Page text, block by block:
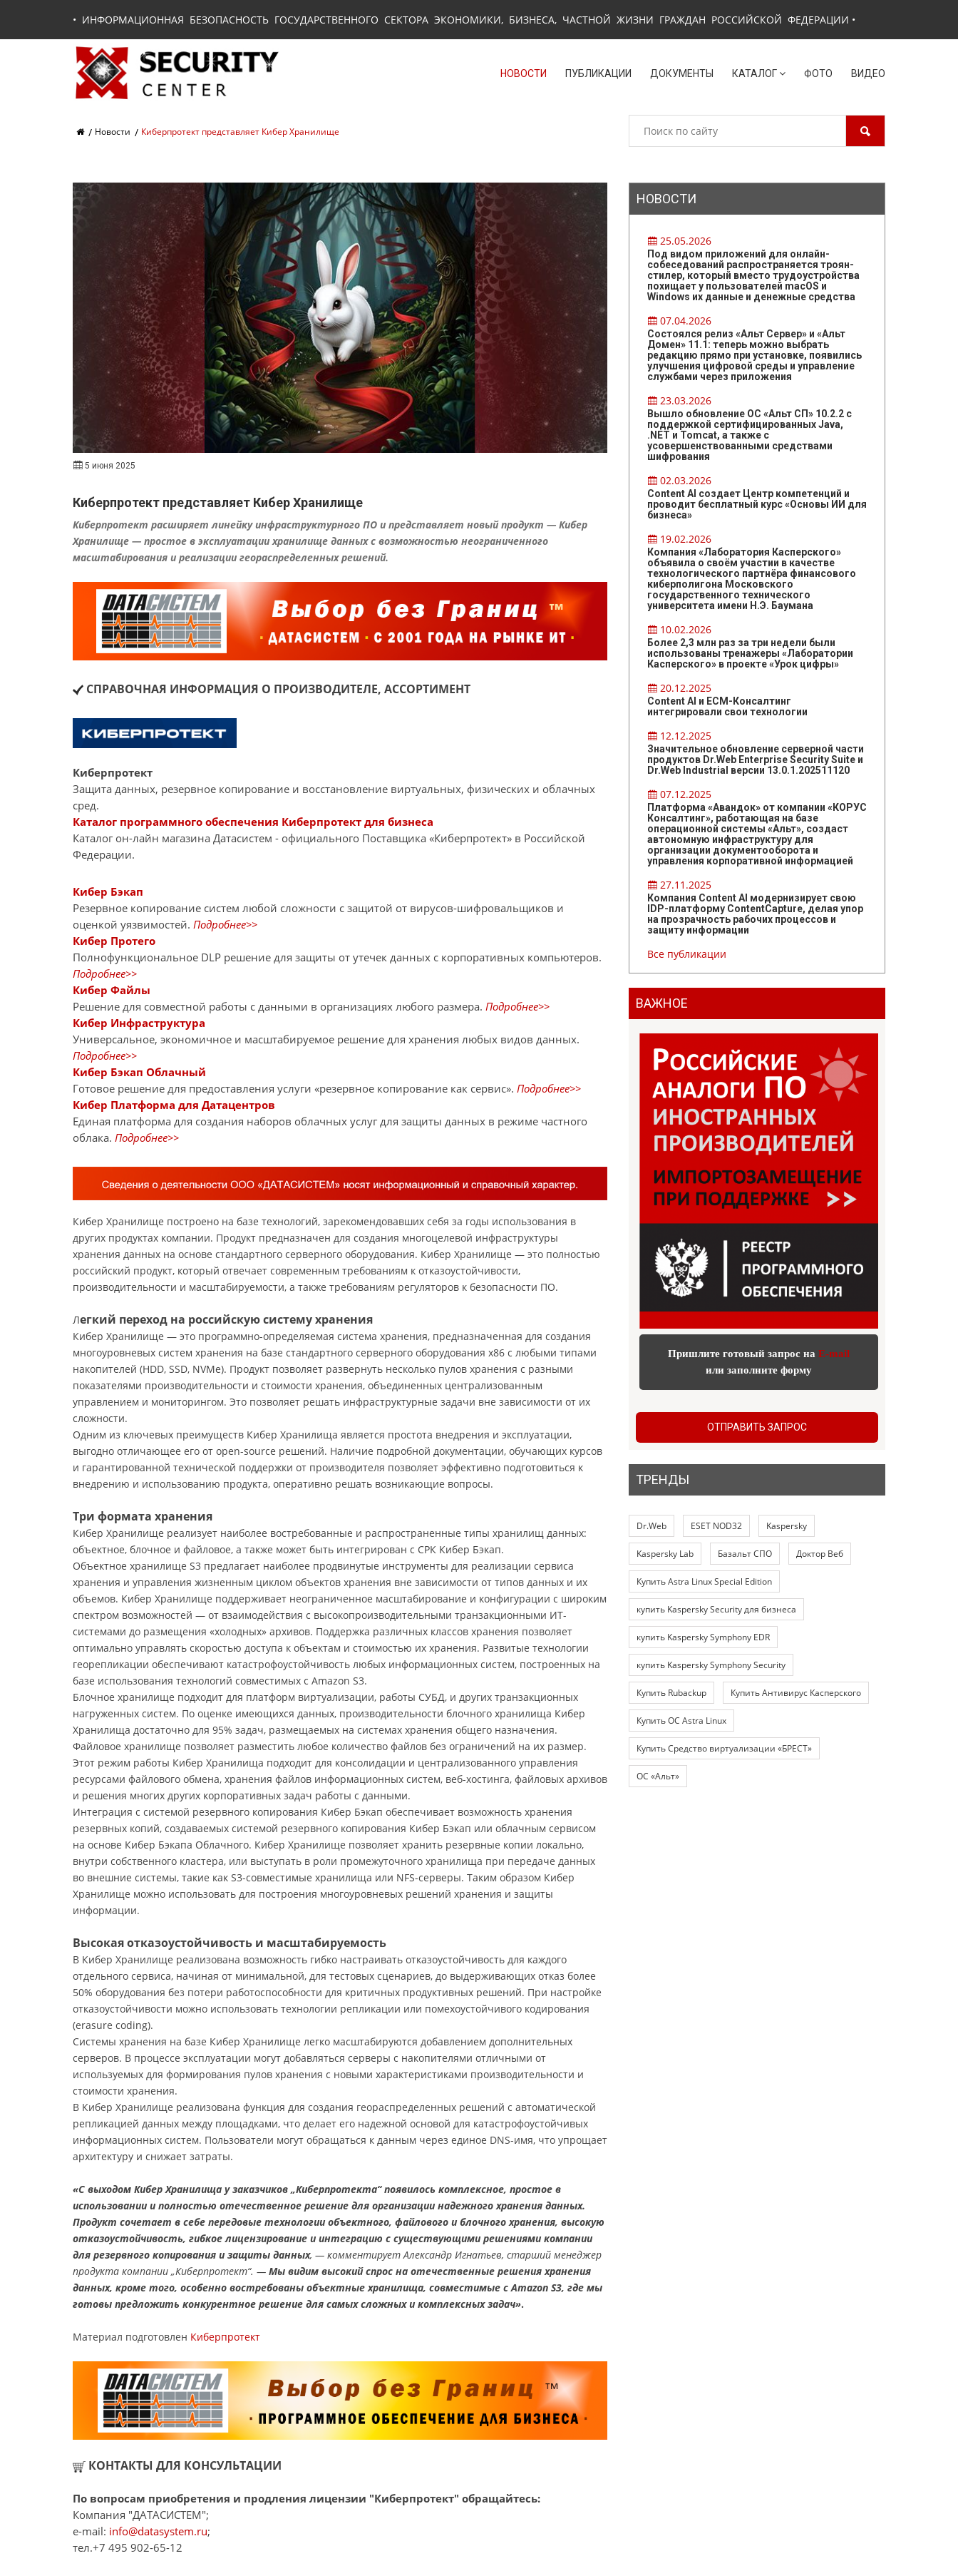
• ИНФОРМАЦИОННАЯ БЕЗОПАСНОСТЬ ГОСУДАРСТВЕННОГО СЕКТОРА ЭКОНОМИКИ, БИЗНЕСА, ЧАСТНОЙ ЖИЗНИ ГРАЖДАН РОССИЙСКОЙ ФЕДЕРАЦИИ •
НОВОСТИ ПУБЛИКАЦИИ ДОКУМЕНТЫ КАТАЛОГ ФОТО ВИДЕО
Новости Киберпротект представляет Кибер Хранилище
5 июня 2025
Киберпротект представляет Кибер Хранилище
Киберпротект расширяет линейку инфраструктурного ПО и представляет новый продукт — Кибер
Хранилище — простое в эксплуатации хранилище данных c возможностью неограниченного
масштабирования и реализации геораспределенных решений.
СПРАВОЧНАЯ ИНФОРМАЦИЯ О ПРОИЗВОДИТЕЛЕ, АССОРТИМЕНТ
Киберпротект
Защита данных, резервное копирование и восстановление виртуальных, физических и облачных
сред.
Каталог программного обеспечения Киберпротект для бизнеса
Каталог он-лайн магазина Датасиcтем - официального Поставщика «Киберпротект» в Российской
Федерации.
Кибер Бэкап
Резервное копирование систем любой сложности с защитой от вирусов-шифровальщиков и
оценкой уязвимостей. Подробнее>>
Кибер Протего
Полнофункциональное DLP решение для защиты от утечек данных с корпоративных компьютеров.
Подробнее>>
Кибер Файлы
Решение для совместной работы с данными в организациях любого размера. Подробнее>>
Кибер Инфраструктура
Универсальное, экономичное и масштабируемое решение для хранения любых видов данных.
Подробнее>>
Кибер Бэкап Облачный
Готовое решение для предоставления услуги «резервное копирование как сервис». Подробнее>>
Кибер Платформа для Датацентров
Единая платформа для создания наборов облачных услуг для защиты данных в режиме частного
облака. Подробнее>>
Кибер Хранилище построено на базе технологий, зарекомендовавших себя за годы использования в
других продуктах компании. Продукт предназначен для создания многоцелевой инфраструктуры
хранения данных на основе стандартного серверного оборудования. Кибер Хранилище — это полностью
российский продукт, который отвечает современным требованиям к отказоустойчивости,
производительности и масштабируемости, а также требованиям регуляторов к безопасности ПО.
Легкий переход на российскую систему хранения
Кибер Хранилище — это программно-определяемая система хранения, предназначенная для создания
многоуровневых систем хранения на базе стандартного серверного оборудования x86 с любыми типами
накопителей (HDD, SSD, NVMe). Продукт позволяет развернуть несколько пулов хранения с разными
показателями производительности и стоимости хранения, объединенных централизованным
управлением и мониторингом. Это позволяет решать инфраструктурные задачи вне зависимости от их
сложности.
Одним из ключевых преимуществ Кибер Хранилища является простота внедрения и эксплуатации,
выгодно отличающее его от open-source решений. Наличие подробной документации, обучающих курсов
и гарантированной технической поддержки от производителя позволяет эффективно подготовиться к
внедрению и использованию продукта, оперативно решать возникающие вопросы.
Три формата хранения
Кибер Хранилище реализует наиболее востребованные и распространенные типы хранилищ данных:
объектное, блочное и файловое, а также может быть интегрирован с СРК Кибер Бэкап.
Объектное хранилище S3 предлагает наиболее продвинутые инструменты для реализации сервиса
хранения и управления жизненным циклом объектов хранения вне зависимости от типов данных и их
объемов. Кибер Хранилище поддерживает неограниченное масштабирование и конфигурации с широким
спектром возможностей — от взаимодействия с высокопроизводительными транзакционными ИТ-
системами до размещения «холодных» архивов. Поддержка различных классов хранения позволяет
оптимально управлять скоростью доступа к объектам и стоимостью их хранения. Развитые технологии
георепликации обеспечивают катастрофоустойчивость любых информационных систем, построенных на
базе использования технологий совместимых с Amazon S3.
Блочное хранилище подходит для платформ виртуализации, работы СУБД, и других транзакционных
нагруженных систем. По оценке имеющихся данных, производительности блочного хранилища Кибер
Хранилища достаточно для 95% задач, размещаемых на системах хранения общего назначения.
Файловое хранилище позволяет разместить любое количество файлов без ограничений на их размер.
Этот режим работы Кибер Хранилища подходит для консолидации и централизованного управления
ресурсами файлового обмена, хранения файлов информационных систем, веб-хостинга, файловых архивов
и решения многих других корпоративных задач работы с данными.
Интеграция с системой резервного копирования Кибер Бэкап обеспечивает возможность хранения
резервных копий, создаваемых системой резервного копирования Кибер Бэкап или облачным сервисом
на основе Кибер Бэкапа Облачного. Кибер Хранилище позволяет хранить резервные копии локально,
внутри собственного кластера, или выступать в роли промежуточного хранилища при передаче данных
во внешние системы, такие как S3-совместимые хранилища или NFS-серверы. Таким образом Кибер
Хранилище можно использовать для построения многоуровневых решений хранения и защиты
информации.
Высокая отказоустойчивость и масштабируемость
В Кибер Хранилище реализована возможность гибко настраивать отказоустойчивость для каждого
отдельного сервиса, начиная от минимальной, для тестовых сценариев, до выдерживающих отказ более
50% оборудования без потери работоспособности для критичных продуктивных решений. При настройке
отказоустойчивости можно использовать технологии репликации или помехоустойчивого кодирования
(erasure coding).
Системы хранения на базе Кибер Хранилище легко масштабируются добавлением дополнительных
серверов. В процессе эксплуатации могут добавляться серверы с накопителями отличными от
используемых для формирования пулов хранения с новыми характеристиками производительности и
стоимости хранения.
В Кибер Хранилище реализована функция для создания геораспределенных решений с автоматической
репликацией данных между площадками, что делает его надежной основой для катастрофоустойчивых
информационных систем. Пользователи могут обращаться к данным через единое DNS-имя, что упрощает
архитектуру и снижает затраты.
«С выходом Кибер Хранилища у заказчиков „Киберпротекта“ появилось комплексное, простое в
использовании и полностью отечественное решение для организации надежного хранения данных.
Продукт сочетает в себе передовые технологии объектного, файлового и блочного хранения, высокую
отказоустойчивость, гибкое лицензирование и интеграцию с существующими решениями компании
для резервного копирования и защиты данных, — комментирует Александр Игнатьев, старший менеджер
продукта компании „Киберпротект“. — Мы видим высокий спрос на отечественные решения хранения
данных, кроме того, особенно востребованы объектные хранилища, совместимые с Amazon S3, где мы
готовы предложить конкурентное решение для самых сложных и комплексных задач».
Материал подготовлен Киберпротект
КОНТАКТЫ ДЛЯ КОНСУЛЬТАЦИИ
По вопросам приобретения и продления лицензии "Киберпротект" обращайтесь:
Компания "ДАТАСИСТЕМ";
e-mail: info@datasystem.ru;
тел.+7 495 902-65-12
НОВОСТИ
25.05.2026
Под видом приложений для онлайн-
собеседований распространяется троян-
стилер, который вместо трудоустройства
похищает у пользователей macOS и
Windows их данные и денежные средства
07.04.2026
Состоялся релиз «Альт Сервер» и «Альт
Домен» 11.1: теперь можно выбрать
редакцию прямо при установке, появились
улучшения цифровой среды и управление
службами через приложения
23.03.2026
Вышло обновление ОС «Альт СП» 10.2.2 с
поддержкой сертифицированных Java,
.NET и Tomcat, а также с
усовершенствованными средствами
шифрования
02.03.2026
Content AI создает Центр компетенций и
проводит бесплатный курс «Основы ИИ для
бизнеса»
19.02.2026
Компания «Лаборатория Касперского»
объявила о своём участии в качестве
технологического партнёра финансового
киберполигона Московского
государственного технического
университета имени Н.Э. Баумана
10.02.2026
Более 2,3 млн раз за три недели были
использованы тренажеры «Лаборатории
Касперского» в проекте «Урок цифры»
20.12.2025
Content AI и ЕСМ-Консалтинг
интегрировали свои технологии
12.12.2025
Значительное обновление серверной части
продуктов Dr.Web Enterprise Security Suite и
Dr.Web Industrial версии 13.0.1.202511120
07.12.2025
Платформа «Авандок» от компании «КОРУС
Консалтинг», работающая на базе
операционной системы «Альт», создаст
автономную инфраструктуру для
организации документооборота и
управления корпоративной информацией
27.11.2025
Компания Content AI модернизирует свою
IDP-платформу ContentCapture, делая упор
на прозрачность рабочих процессов и
защиту информации
Все публикации
ВАЖНОЕ
Пришлите готовый запрос на E-mail
или заполните форму
ОТПРАВИТЬ ЗАПРОС
ТРЕНДЫ
Dr.Web ESET NOD32 Kaspersky
Kaspersky Lab Базальт СПО Доктор Веб
Купить Astra Linux Special Edition
купить Kaspersky Security для бизнеса
купить Kaspersky Symphony EDR
купить Kaspersky Symphony Security
Купить Rubackup Купить Антивирус Касперского
Купить ОС Astra Linux
Купить Средство виртуализации «БРЕСТ»
ОС «Альт»